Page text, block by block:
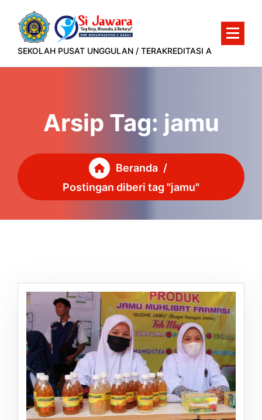
konten
SEKOLAH PUSAT UNGGULAN / TERAKREDITASI A
Arsip Tag: jamu
Beranda /
Postingan diberi tag "jamu"